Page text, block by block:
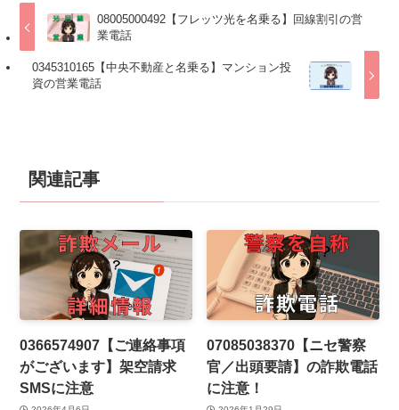
08005000492【フレッツ光を名乗る】回線割引の営
業電話
0345310165【中央不動産と名乗る】マンション投
資の営業電話
関連記事
0366574907【ご連絡事項
がございます】架空請求
SMSに注意
07085038370【ニセ警察
官／出頭要請】の詐欺電話
に注意！